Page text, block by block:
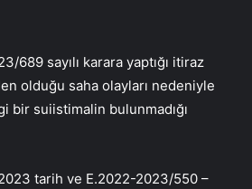
689 sayılı karara yaptığı itiraz
olduğu saha olayları nedeniyle
bir suiistimalin bulunmadığı
tarih ve E.2022-2023/550 –